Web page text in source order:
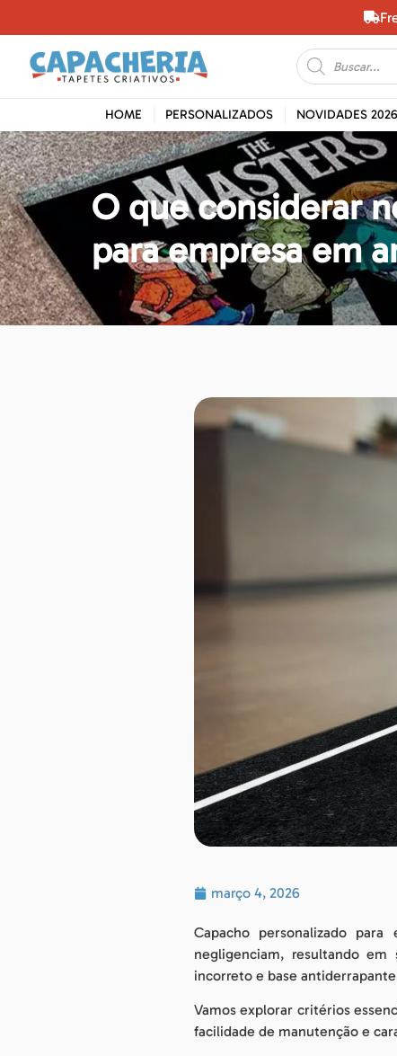
HOME PERSONALIZADOS NOVIDADES 2026
O que considerar
para empresa em
março 4, 2026
Capacho personalizado
negligenciam, resultando em
incorreto e base
Vamos explorar critérios
facilidade de manutenção e